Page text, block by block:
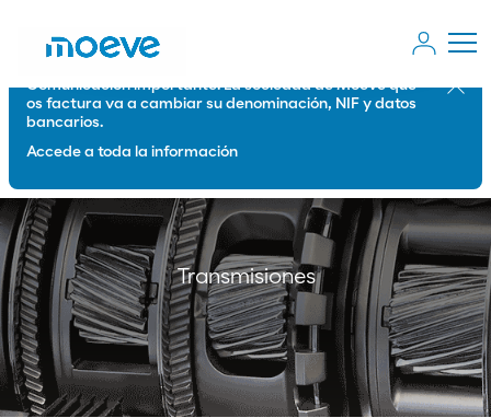
Comunicación importante: La sociedad de Moeve que
os factura va a cambiar su denominación, NIF y datos
bancarios.
Accede a toda la información
Cerrar
Transmisiones